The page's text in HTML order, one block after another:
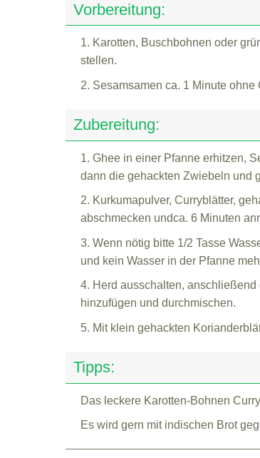
Vorbereitung:
1. Karotten, Buschbohnen oder
stellen.
2. Sesamsamen ca. 1 Minute ohne
Zubereitung:
1. Ghee in einer Pfanne erhitzen,
dann die gehackten Zwiebeln und
2. Kurkumapulver, Curryblätter,
abschmecken undca. 6 Minuten
3. Wenn nötig bitte 1/2 Tasse
und kein Wasser in der Pfanne
4. Herd ausschalten,
hinzufügen und durchmischen.
5. Mit klein gehackten
Tipps:
Das leckere Karotten-Bohnen
Es wird gern mit indischen Brot